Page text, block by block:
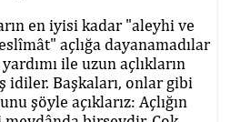
en iyisi kadar "aleyhi ve
açlığa dayanamadılar
ile uzun açlıkların
idiler. Başkaları, onlar gibi
şöyle açıklarız: Açlığın